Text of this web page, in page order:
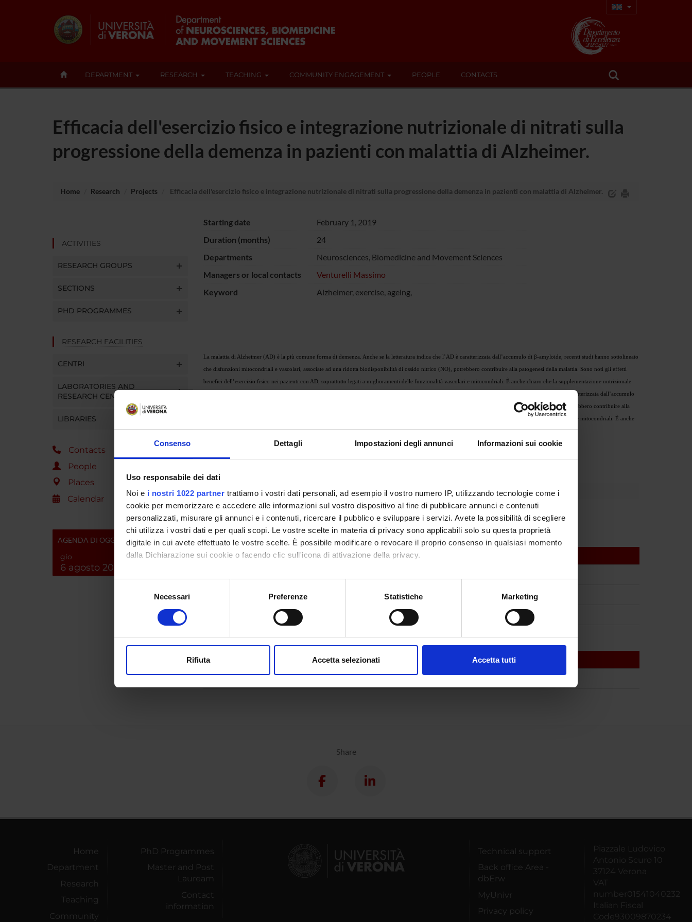
Consenso Dettagli Impostazioni degli annunci Informazioni sui cookie
Uso responsabile dei dati
Noi e i nostri 1022 partner trattiamo i vostri dati personali, ad esempio il vostro numero IP, utilizzando tecnologie come i
cookie per memorizzare e accedere alle informazioni sul vostro dispositivo al fine di pubblicare annunci e contenuti
personalizzati, misurare gli annunci e i contenuti, ricercare il pubblico e sviluppare i servizi. Avete la possibilità di scegliere
chi utilizza i vostri dati e per quali scopi. Le vostre scelte in materia di privacy sono applicabili solo su questa proprietà
digitale in cui avete effettuato le vostre scelte. È possibile modificare o revocare il proprio consenso in qualsiasi momento
dalla Dichiarazione sui cookie o facendo clic sull'icona di attivazione della privacy.
Con il tuo consenso, vorremmo anche:
raccogliere informazioni sulla tua posizione geografica, con un'approssimazione di qualche metro,
digitali).
modificare o ritirare il tuo consenso in qualsiasi momento dalla Dichiarazione sui cookie.
Necessari Preferenze Statistiche Marketing
Rifiuta Accetta selezionati Accetta tutti
DEPARTMENT RESEARCH TEACHING COMMUNITY ENGAGEMENT PEOPLE CONTACTS
Efficacia dell'esercizio fisico e integrazione nutrizionale di nitrati sulla
progressione della demenza in pazienti con malattia di Alzheimer.
Home Research Projects Efficacia dell'esercizio fisico e integrazione nutrizionale di nitrati sulla progressione della demenza in pazienti con malattia di Alzheimer.
ACTIVITIES
RESEARCH GROUPS
SECTIONS
PHD PROGRAMMES
RESEARCH FACILITIES
CENTRI
LABORATORIES AND
RESEARCH CENTRES
LIBRARIES
Contacts
People
Places
Calendar
AGENDA DI OGGI
gio
6 agosto 2026
Starting date
February 1, 2019
Duration (months)
24
Departments
Neurosciences, Biomedicine and Movement Sciences
Managers or local contacts
Venturelli Massimo
Keyword
Alzheimer, exercise, ageing,
La malattia di Alzheimer (AD) è la più comune forma di demenza. Anche se la letteratura indica che l’AD è caratterizzata dall’accumulo di β-amyloide, recenti studi hanno sottolineato
che disfunzioni mitocondriali e vascolari, associate ad una ridotta biodisponibilità di ossido nitrico (NO), potrebbero contribuire alla patogenesi della malattia. Sono noti gli effetti
benefici dell’esercizio fisico nei pazienti con AD, soprattutto legati a miglioramenti delle funzionalità vascolari e mitocondriali. È anche chiaro che la supplementazione nutrizionale
con nitrati migliori le capacità vasodilatative. La malattia di Alzheimer (AD) è la più comune forma di demenza. Anche se la letteratura indica che l’AD è caratterizzata dall’accumulo
di β-amyloide, recenti studi hanno sottolineato che disfunzioni mitocondriali e vascolari, associate ad una ridotta biodisponibilità di ossido nitrico (NO), potrebbero contribuire alla
patogenesi della malattia. Sono noti gli effetti benefici dell’esercizio fisico nei pazienti con AD, soprattutto legati a miglioramenti delle funzionalità vascolari e mitocondriali. È anche
chiaro che la supplementazione nutrizionale con nitrati migliori le capacità vasodilatative
PROJECT PARTICIPANTS
Massimo Venturelli Associate Professor
RESEARCH AREAS INVOLVED IN THE PROJECT
Sport Sciences (DM)
Sport Sciences (DNBM)
SECTIONS
Share
Home
Department
Research
Teaching
Community
PhD Programmes
Master and Post
Lauream
Contact
information
Technical support
Back office Area -
dbErw
MyUnivr
Privacy policy
Piazzale Ludovico
Antonio Scuro 10
37124 Verona
VAT
number01541040232
Italian Fiscal
Code93009870234